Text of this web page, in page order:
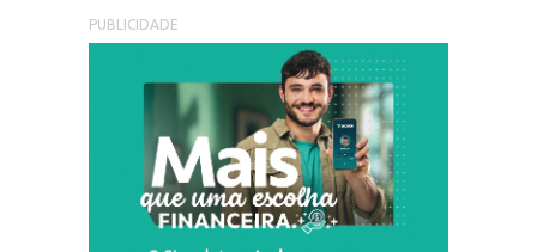
PUBLICIDADE